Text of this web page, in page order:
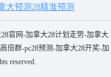
大预测28精准预测
官网-加拿大28计划走势-加拿大
倍群-pc28预测-加拿大28开奖-加
reserved.